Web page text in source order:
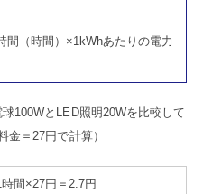
間（時間）×1kWhあたりの電力
100WとLED照明20Wを比較して
金＝27円で計算）
間×27円＝2.7円